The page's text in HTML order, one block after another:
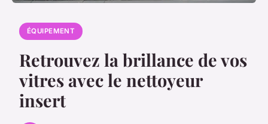
ÉQUIPEMENT
Retrouvez la brillance de vos
vitres avec le nettoyeur
insert